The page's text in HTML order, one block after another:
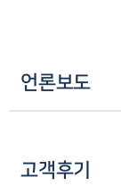
언론보도
고객후기